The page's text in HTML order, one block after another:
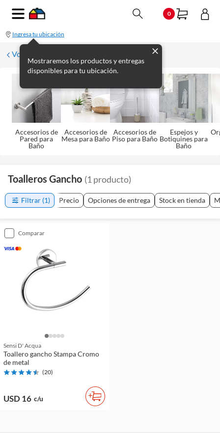
0
Ingresa tu ubicación
Mostraremos los productos y entregas
disponibles para tu ubicación.
Volver a Baño
Accesorios de
Pared para
Baño
Accesorios de
Mesa para Baño
Accesorios de
Piso para Baño
Espejos y
Botiquines para
Baño
Toalleros Gancho (1 producto)
Filtrar (1) Precio Opciones de entrega Stock en tienda
comparar
Sensi D' Acqua
Toallero gancho Stampa Cromo
de metal
(20)
USD 16 c/u